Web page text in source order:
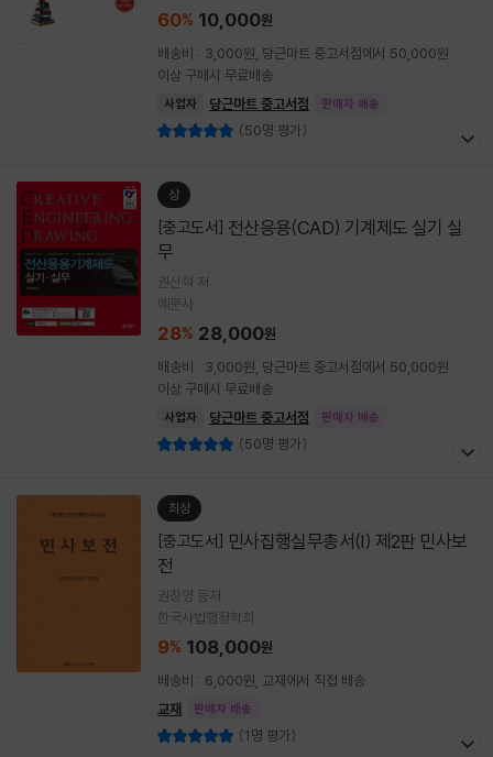
60% 10,000원
배송비 : 3,000원, 당근마트 중고서점에서 50,000원
이상 구매시 무료배송
사업자 당근마트 중고서점 판매자 배송
(50명 평가)
상
[중고도서]
무
권신혁 저
예문사
28% 28,000원
배송비 : 3,000원, 당근마트 중고서점에서 50,000원
이상 구매시 무료배송
사업자 당근마트 중고서점 판매자 배송
(50명 평가)
최상
[중고도서]
전
권창영 등저
한국사법행정학회
9% 108,000원
배송비 : 6,000원, 교재에서 직접 배송
교재
판매자 배송
(1명 평가)